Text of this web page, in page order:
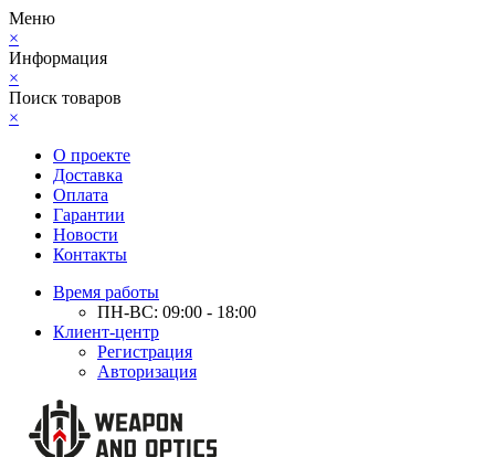
Меню
×
Информация
×
Поиск товаров
×
О проекте
Доставка
Оплата
Гарантии
Новости
Контакты
Время работы
ПН-ВС: 09:00 - 18:00
Клиент-центр
Регистрация
Авторизация